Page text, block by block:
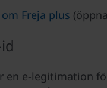
Freja plus
en e-legitimation